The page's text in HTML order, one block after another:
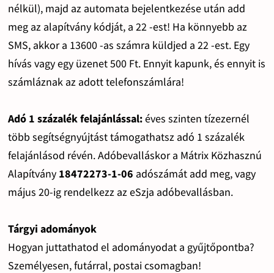
nélkül), majd az automata bejelentkezése után add
meg az alapítvány kódját, a 22 -est! Ha könnyebb az
SMS, akkor a 13600 -as számra küldjed a 22 -est. Egy
hívás vagy egy üzenet 500 Ft. Ennyit kapunk, és ennyit is
számláznak az adott telefonszámlára!
Adó 1 százalék felajánlással:éves szinten tízezernél
több segítségnyújtást támogathatsz adó 1 százalék
felajánlásod révén. Adóbevalláskor a Mátrix Közhasznú
Alapítvány 18472273-1-06 adószámát add meg, vagy
május 20-ig rendelkezz az eSzja adóbevallásban.
Tárgyi adományok
Hogyan juttathatod el adományodat a gyűjtőpontba?
Személyesen, futárral, postai csomagban!